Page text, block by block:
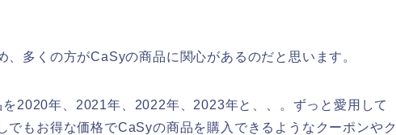
、多くの方がCaSyの商品に関心があるのだと思います。
2020年、2021年、2022年、2023年と、、。ずっと愛用して
でもお得な価格でCaSyの商品を購入できるようなクーポンやク